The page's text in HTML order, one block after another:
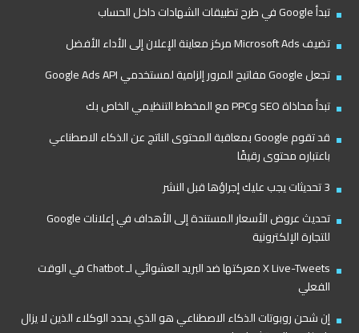
تبدأ Google في طرح تطبيقات الشهادات داخل الحساب
تضيف Microsoft Ads مركز معاينة الإعلان إلى الأداء الأفضل
تجعل Google مفاتيح المرور إلزامية لمستخدمي Google Ads API
تبدأ محاذاة SEO وPPC مع المخطط التنظيمي الخاص بك
قد تقوم Google بمعاقبة المحتوى الناتج عن الذكاء الاصطناعي
باعتباره محتوى رقيقًا
3 تحديثات يجب عليك إجراؤها قبل النشر
تحديث عروض الأسعار المستندة إلى الأهداف في إعلانات Google
للتجارة الإلكترونية
X Live-Tweets معركتها ضد البريد العشوائي لـ Chatbot في الوقت
الفعلي
إن شحن روبوتات الذكاء الاصطناعي هو الذي يحدد الوكلاء الذين لا يزال